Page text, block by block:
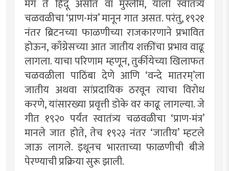
मग ते हिंदू असोत वा मुस्लीम, याला स्वातंत्र्य
चळवळीचा ‘प्राण-मंत्र’ मानून गात असत. परंतु, १९२१
नंतर ब्रिटनच्या फाळणीच्या राजकारणाने प्रभावित
होऊन, काँग्रेसच्या आत जातीय शक्तींचा प्रभाव वाढू
लागला. याचा परिणाम म्हणून, तुर्कीयेच्या खिलाफत
चळवळीला पाठिंबा देणे आणि ‘वन्दे मातरम्’ला
जातीय अथवा सांप्रदायिक ठरवून त्याचा विरोध
करणे, यांसारख्या प्रवृत्ती डोके वर काढू लागल्या. जे
गीत १९२० पर्यंत स्वातंत्र्य चळवळीचा ‘प्राण-मंत्र’
मानले जात होते, तेच १९२३ नंतर ‘जातीय’ म्हटले
जाऊ लागले. इथूनच भारताच्या फाळणीची बीजे
पेरण्याची प्रक्रिया सुरू झाली.